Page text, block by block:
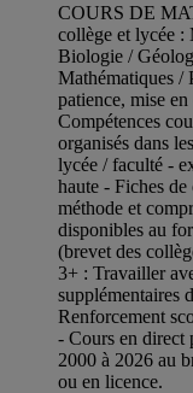
COURS DE
collège et lycée :
Biologie /
Mathématiques /
patience, mise
Compétences
organisés dans
lycée / faculté -
haute - Fiches
méthode et
disponibles au
(brevet des
3+ : Travailler
supplémentaires
Renforcement
- Cours en direct
2000 à 2026 au
ou en licence.